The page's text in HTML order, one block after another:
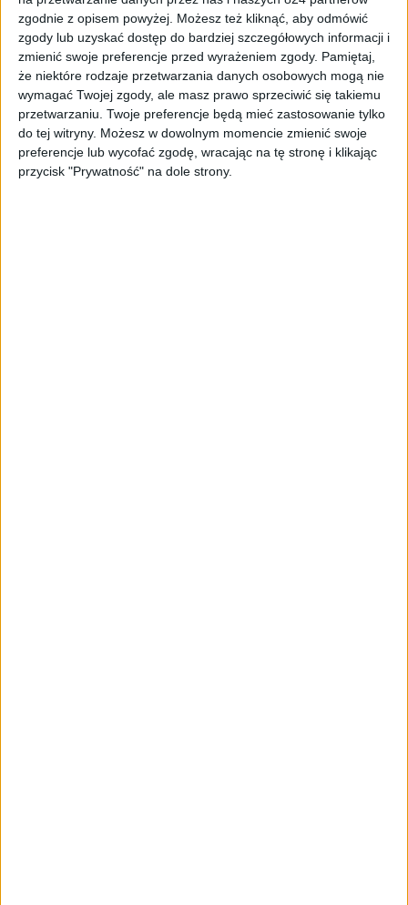
zgodnie z opisem powyżej. Możesz też kliknąć, aby odmówić
zgody lub uzyskać dostęp do bardziej szczegółowych informacji i
zmienić swoje preferencje przed wyrażeniem zgody. Pamiętaj,
że niektóre rodzaje przetwarzania danych osobowych mogą nie
wymagać Twojej zgody, ale masz prawo sprzeciwić się takiemu
przetwarzaniu. Twoje preferencje będą mieć zastosowanie tylko
do tej witryny. Możesz w dowolnym momencie zmienić swoje
preferencje lub wycofać zgodę, wracając na tę stronę i klikając
przycisk "Prywatność" na dole strony.
pytanie co się dzieje, odsyłają na pomoc techniczną,
która daje o to taką odpowiedź:
Cześć Dorian,
Dziękujemy za skontaktowanie się z Centrum
Obsługi Klienta PlayStation w sprawie